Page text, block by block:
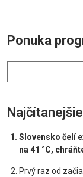
Ponuka
Najčítanejšie
Slovensko čelí
na 41 °C,
Prvý raz od